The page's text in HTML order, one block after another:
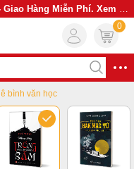
Hàng Miễn Phí. Xem Ngay
0
bình văn học